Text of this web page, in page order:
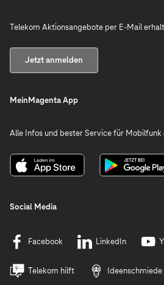
Telekom Aktionsangebote per E-Mail
Jetzt anmelden
MeinMagenta App
Alle Infos und bester Service für Mobilfunk
Social Media
Facebook LinkedIn
Telekom hilft Ideenschmiede